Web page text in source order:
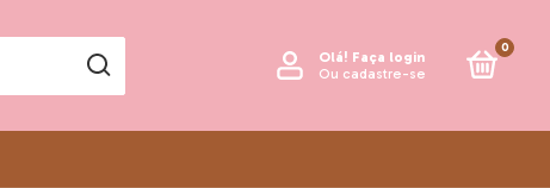
Olá! Faça login
Ou cadastre-se
0